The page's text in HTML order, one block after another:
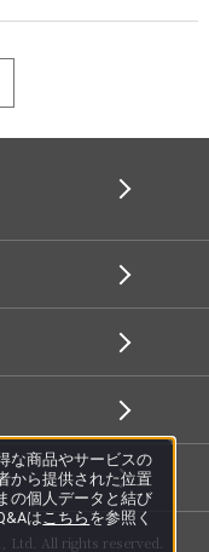
Ltd. All rights reserved.
な商品やサービスの
から提供された位置
の個人データと結び
はこちら を参照く